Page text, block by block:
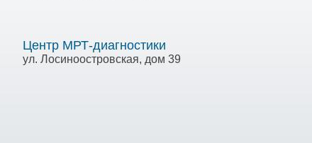
Центр МРТ-диагностики
ул. Лосиноостровская, дом 39